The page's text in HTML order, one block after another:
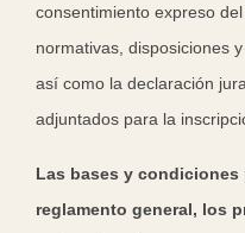
consentimiento expreso
normativas, disposiciones
así como la declaración
adjuntados para la
Las bases y condiciones
reglamento general, los